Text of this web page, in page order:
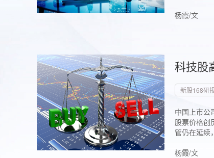
杨霞/文
科技股
新股168研
中国上市公
股票价格创
管仍在延续
杨霞/文